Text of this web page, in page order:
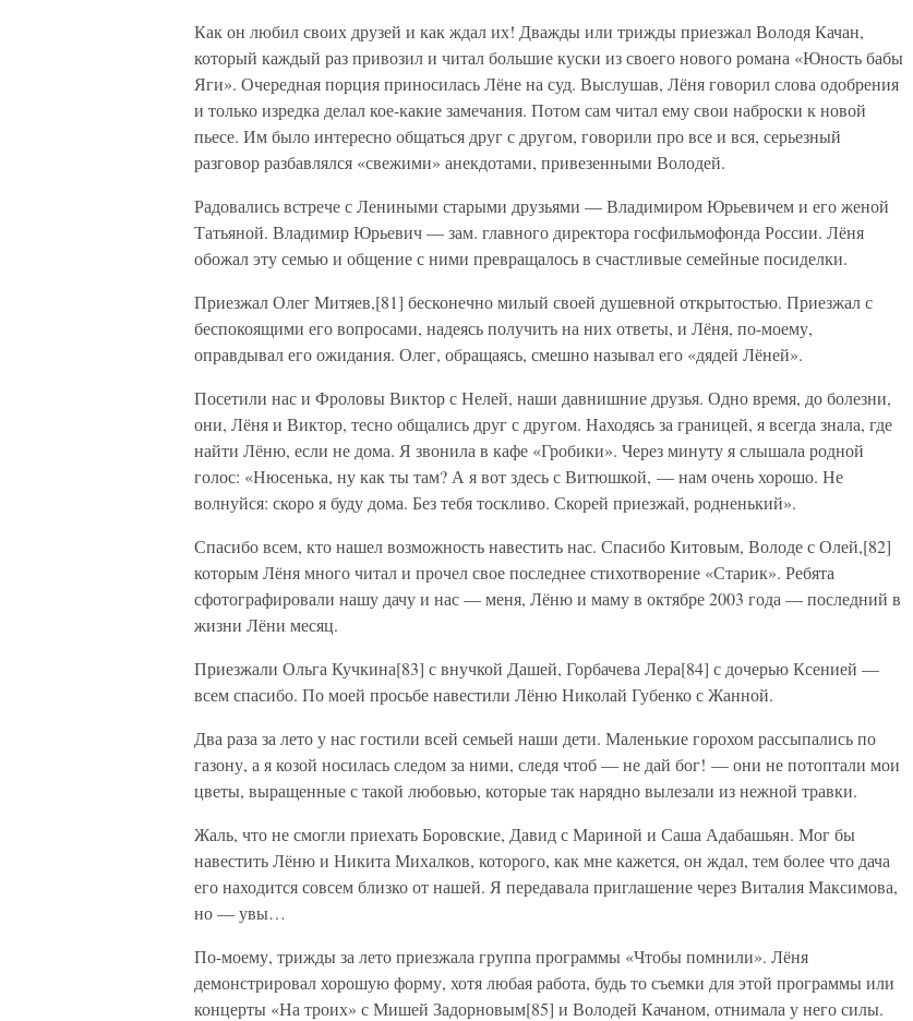
Как он любил своих друзей и как ждал их! Дважды или трижды приезжал Володя Качан,
который каждый раз привозил и читал большие куски из своего нового романа «Юность бабы
Яги». Очередная порция приносилась Лёне на суд. Выслушав, Лёня говорил слова одобрения
и только изредка делал кое-какие замечания. Потом сам читал ему свои наброски к новой
пьесе. Им было интересно общаться друг с другом, говорили про все и вся, серьезный
разговор разбавлялся «свежими» анекдотами, привезенными Володей.
Радовались встрече с Лениными старыми друзьями — Владимиром Юрьевичем и его женой
Татьяной. Владимир Юрьевич — зам. главного директора госфильмофонда России. Лёня
обожал эту семью и общение с ними превращалось в счастливые семейные посиделки.
Приезжал Олег Митяев,[81] бесконечно милый своей душевной открытостью. Приезжал с
беспокоящими его вопросами, надеясь получить на них ответы, и Лёня, по-моему,
оправдывал его ожидания. Олег, обращаясь, смешно называл его «дядей Лёней».
Посетили нас и Фроловы Виктор с Нелей, наши давнишние друзья. Одно время, до болезни,
они, Лёня и Виктор, тесно общались друг с другом. Находясь за границей, я всегда знала, где
найти Лёню, если не дома. Я звонила в кафе «Гробики». Через минуту я слышала родной
голос: «Нюсенька, ну как ты там? А я вот здесь с Витюшкой, — нам очень хорошо. Не
волнуйся: скоро я буду дома. Без тебя тоскливо. Скорей приезжай, родненький».
Спасибо всем, кто нашел возможность навестить нас. Спасибо Китовым, Володе с Олей,[82]
которым Лёня много читал и прочел свое последнее стихотворение «Старик». Ребята
сфотографировали нашу дачу и нас — меня, Лёню и маму в октябре 2003 года — последний в
жизни Лёни месяц.
Приезжали Ольга Кучкина[83] с внучкой Дашей, Горбачева Лера[84] с дочерью Ксенией —
всем спасибо. По моей просьбе навестили Лёню Николай Губенко с Жанной.
Два раза за лето у нас гостили всей семьей наши дети. Маленькие горохом рассыпались по
газону, а я козой носилась следом за ними, следя чтоб — не дай бог! — они не потоптали мои
цветы, выращенные с такой любовью, которые так нарядно вылезали из нежной травки.
Жаль, что не смогли приехать Боровские, Давид с Мариной и Саша Адабашьян. Мог бы
навестить Лёню и Никита Михалков, которого, как мне кажется, он ждал, тем более что дача
его находится совсем близко от нашей. Я передавала приглашение через Виталия Максимова,
но — увы…
По-моему, трижды за лето приезжала группа программы «Чтобы помнили». Лёня
демонстрировал хорошую форму, хотя любая работа, будь то съемки для этой программы или
концерты «На троих» с Мишей Задорновым[85] и Володей Качаном, отнимала у него силы.